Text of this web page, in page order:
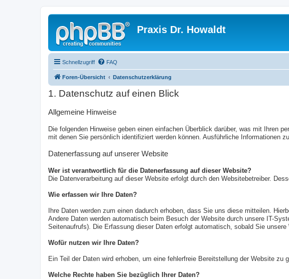
Praxis Dr. Howaldt
Schnellzugriff FAQ
Foren-Übersicht Datenschutzerklärung
1. Datenschutz auf einen Blick
Allgemeine Hinweise
Die folgenden Hinweise geben einen einfachen Überblick darüber, was mit Ihren
mit denen Sie persönlich identifiziert werden können. Ausführliche Informationen
Datenerfassung auf unserer Website
Wer ist verantwortlich für die Datenerfassung auf dieser Website?
Die Datenverarbeitung auf dieser Website erfolgt durch den Websitebetreiber.
Wie erfassen wir Ihre Daten?
Ihre Daten werden zum einen dadurch erhoben, dass Sie uns diese mitteilen.
Andere Daten werden automatisch beim Besuch der Website durch unsere IT-
Seitenaufrufs). Die Erfassung dieser Daten erfolgt automatisch, sobald Sie unsere
Wofür nutzen wir Ihre Daten?
Ein Teil der Daten wird erhoben, um eine fehlerfreie Bereitstellung der Website
Welche Rechte haben Sie bezüglich Ihrer Daten?